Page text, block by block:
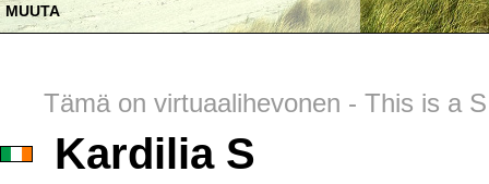
MUUTA
Tämä on virtuaalihevonen - This is a
Kardilia S